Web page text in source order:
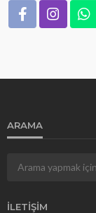
ARAMA
İLETIŞIM